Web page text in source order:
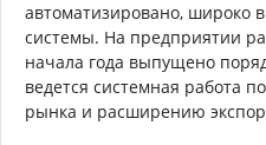
автоматизировано, широко
системы. На предприятии
начала года выпущено
ведется системная работа
рынка и расширению